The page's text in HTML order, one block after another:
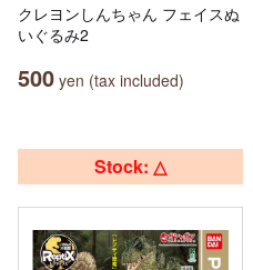
クレヨンしんちゃん フェイスぬ
いぐるみ2
500 yen (tax included)
Stock: △